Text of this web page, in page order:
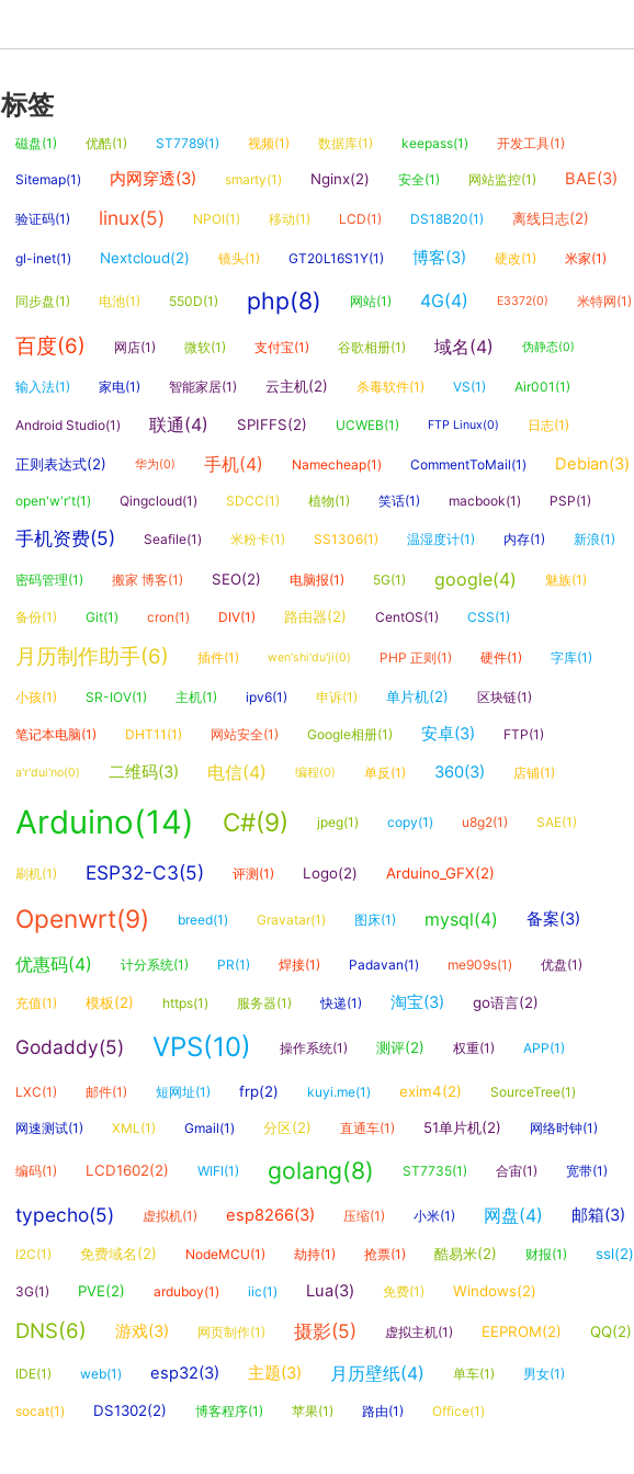
标签
磁盘(1) 优酷(1) ST7789(1) 视频(1) 数据库(1) keepass(1) 开发工具(1)
Sitemap(1) 内网穿透(3) smarty(1) Nginx(2) 安全(1) 网站监控(1) BAE(3)
验证码(1) linux(5) NPOI(1) 移动(1) LCD(1) DS18B20(1) 离线日志(2)
gl-inet(1) Nextcloud(2) 镜头(1) GT20L16S1Y(1) 博客(3) 硬改(1) 米家(1)
同步盘(1) 电池(1) 550D(1) php(8) 网站(1) 4G(4) E3372(0) 米特网(1)
百度(6) 网店(1) 微软(1) 支付宝(1) 谷歌相册(1) 域名(4) 伪静态(0)
输入法(1) 家电(1) 智能家居(1) 云主机(2) 杀毒软件(1) VS(1) Air001(1)
Android Studio(1) 联通(4) SPIFFS(2) UCWEB(1) FTP Linux(0) 日志(1)
正则表达式(2) 华为(0) 手机(4) Namecheap(1) CommentToMail(1) Debian(3)
open'w'r't(1) Qingcloud(1) SDCC(1) 植物(1) 笑话(1) macbook(1) PSP(1)
手机资费(5) Seafile(1) 米粉卡(1) SS1306(1) 温湿度计(1) 内存(1) 新浪(1)
密码管理(1) 搬家 博客(1) SEO(2) 电脑报(1) 5G(1) google(4) 魅族(1)
备份(1) Git(1) cron(1) DIV(1) 路由器(2) CentOS(1) CSS(1)
月历制作助手(6) 插件(1) wen'shi'du'ji(0) PHP 正则(1) 硬件(1) 字库(1)
小孩(1) SR-IOV(1) 主机(1) ipv6(1) 申诉(1) 单片机(2) 区块链(1)
笔记本电脑(1) DHT11(1) 网站安全(1) Google相册(1) 安卓(3) FTP(1)
a'r'dui'no(0) 二维码(3) 电信(4) 编程(0) 单反(1) 360(3) 店铺(1)
Arduino(14) C#(9) jpeg(1) copy(1) u8g2(1) SAE(1)
刷机(1) ESP32-C3(5) 评测(1) Logo(2) Arduino_GFX(2)
Openwrt(9) breed(1) Gravatar(1) 图床(1) mysql(4) 备案(3)
优惠码(4) 计分系统(1) PR(1) 焊接(1) Padavan(1) me909s(1) 优盘(1)
充值(1) 模板(2) https(1) 服务器(1) 快递(1) 淘宝(3) go语言(2)
Godaddy(5) VPS(10) 操作系统(1) 测评(2) 权重(1) APP(1)
LXC(1) 邮件(1) 短网址(1) frp(2) kuyi.me(1) exim4(2) SourceTree(1)
网速测试(1) XML(1) Gmail(1) 分区(2) 直通车(1) 51单片机(2) 网络时钟(1)
编码(1) LCD1602(2) WIFI(1) golang(8) ST7735(1) 合宙(1) 宽带(1)
typecho(5) 虚拟机(1) esp8266(3) 压缩(1) 小米(1) 网盘(4) 邮箱(3)
I2C(1) 免费域名(2) NodeMCU(1) 劫持(1) 抢票(1) 酷易米(2) 财报(1) ssl(2)
3G(1) PVE(2) arduboy(1) iic(1) Lua(3) 免费(1) Windows(2)
DNS(6) 游戏(3) 网页制作(1) 摄影(5) 虚拟主机(1) EEPROM(2) QQ(2)
IDE(1) web(1) esp32(3) 主题(3) 月历壁纸(4) 单车(1) 男女(1)
socat(1) DS1302(2) 博客程序(1) 苹果(1) 路由(1) Office(1)